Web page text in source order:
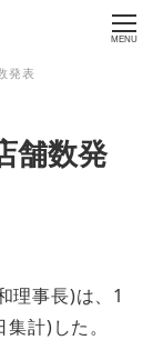
MENU
発表
舗数発
理事長)は、1
計)した。